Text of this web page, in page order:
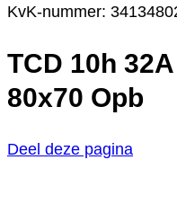
KvK-nummer:
TCD 10h
80x70 Opb
Deel deze pagina